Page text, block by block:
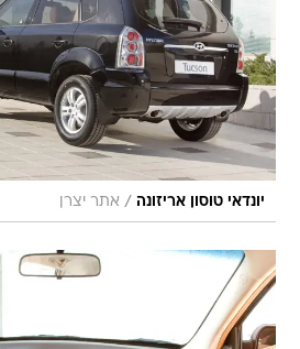
יונדאי טוסון אריזונה / אתר יצרן